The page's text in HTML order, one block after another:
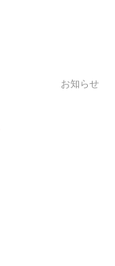
お知らせ